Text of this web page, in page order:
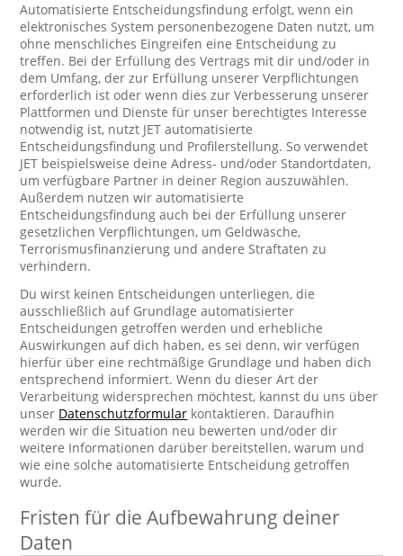
Automatisierte Entscheidungsfindung erfolgt, wenn ein
elektronisches System personenbezogene Daten nutzt, um
ohne menschliches Eingreifen eine Entscheidung zu
treffen. Bei der Erfüllung des Vertrags mit dir und/oder in
dem Umfang, der zur Erfüllung unserer Verpflichtungen
erforderlich ist oder wenn dies zur Verbesserung unserer
Plattformen und Dienste für unser berechtigtes Interesse
notwendig ist, nutzt JET automatisierte
Entscheidungsfindung und Profilerstellung. So verwendet
JET beispielsweise deine Adress- und/oder Standortdaten,
um verfügbare Partner in deiner Region auszuwählen.
Außerdem nutzen wir automatisierte
Entscheidungsfindung auch bei der Erfüllung unserer
gesetzlichen Verpflichtungen, um Geldwäsche,
Terrorismusfinanzierung und andere Straftaten zu
verhindern.
Du wirst keinen Entscheidungen unterliegen, die
ausschließlich auf Grundlage automatisierter
Entscheidungen getroffen werden und erhebliche
Auswirkungen auf dich haben, es sei denn, wir verfügen
hierfür über eine rechtmäßige Grundlage und haben dich
entsprechend informiert. Wenn du dieser Art der
Verarbeitung widersprechen möchtest, kannst du uns über
unser Datenschutzformular kontaktieren. Daraufhin
werden wir die Situation neu bewerten und/oder dir
weitere Informationen darüber bereitstellen, warum und
wie eine solche automatisierte Entscheidung getroffen
wurde.
Fristen für die Aufbewahrung deiner
Daten